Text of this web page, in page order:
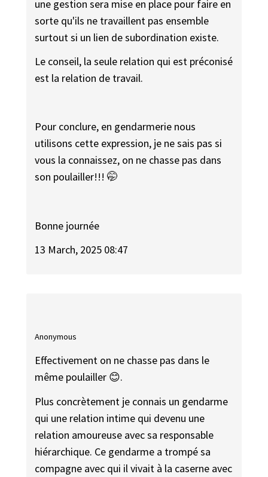
une gestion sera mise en place pour faire en
sorte qu'ils ne travaillent pas ensemble
surtout si un lien de subordination existe.
Le conseil, la seule relation qui est préconisé
est la relation de travail.
Pour conclure, en gendarmerie nous
utilisons cette expression, je ne sais pas si
vous la connaissez, on ne chasse pas dans
son poulailler!!! 🤭
Bonne journée
13 March, 2025 08:47
Anonymous
Effectivement on ne chasse pas dans le
même poulailler 😊.
Plus concrètement je connais un gendarme
qui une relation intime qui devenu une
relation amoureuse avec sa responsable
hiérarchique. Ce gendarme a trompé sa
compagne avec qui il vivait à la caserne avec